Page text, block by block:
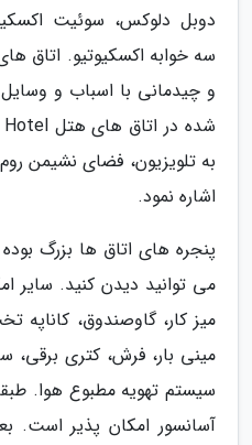
دوبل دلوکس، سوئیت
سه خوابه اکسکیوتیو. اتاق
و چیدمانی با اسباب و وسایل
اشاره نمود.
پنجره های اتاق ها بزرگ بوده
می توانید دیدن کنید. سایر
میز کار، گاوصندوق، کاناپه
مینی بار، فرش، کتری
سیستم تهویه مطبوع هوا.
آسانسور امکان پذیر است.